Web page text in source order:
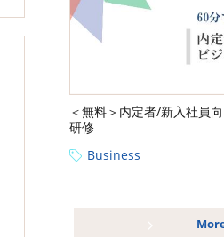
＜無料＞内定者/新入社員
研修
Business